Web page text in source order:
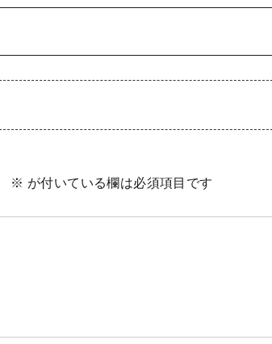
※ が付いている欄は必須項目です